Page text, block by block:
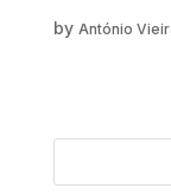
by António